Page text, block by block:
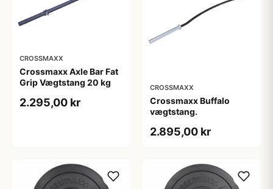
CROSSMAXX
Crossmaxx Axle Bar Fat
Grip Vægtstang 20 kg
2.295,00 kr
CROSSMAXX
Crossmaxx Buffalo
vægtstang.
2.895,00 kr